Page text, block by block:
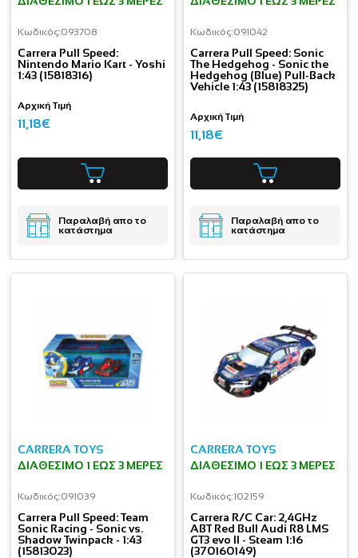
Κωδικός:093708
Carrera Pull Speed:
Nintendo Mario Kart - Yoshi
1:43 (15818316)
Αρχική Τιμή
11,18€
Παραλαβή απο το
κατάστημα
Κωδικός:091042
Carrera Pull Speed: Sonic
The Hedgehog - Sonic the
Hedgehog (Blue) Pull-Back
Vehicle 1:43 (15818325)
Αρχική Τιμή
11,18€
Παραλαβή απο το
κατάστημα
CARRERA TOYS
ΔΙΑΘΈΣΙΜΟ 1 ΕΩΣ 3 ΜΈΡΕΣ
Κωδικός:091039
Carrera Pull Speed: Team
Sonic Racing - Sonic vs.
Shadow Twinpack - 1:43
(15813023)
CARRERA TOYS
ΔΙΑΘΈΣΙΜΟ 1 ΕΩΣ 3 ΜΈΡΕΣ
Κωδικός:102159
Carrera R/C Car: 2,4GHz
ABT Red Bull Audi R8 LMS
GT3 evo II - Steam 1:16
(370160149)